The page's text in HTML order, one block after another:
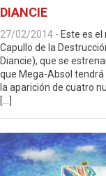
DIANCIE
27/02/2014 - Este es
Capullo de la
Diancie), que se
que Mega-Absol
la aparición de cuatro
[…]